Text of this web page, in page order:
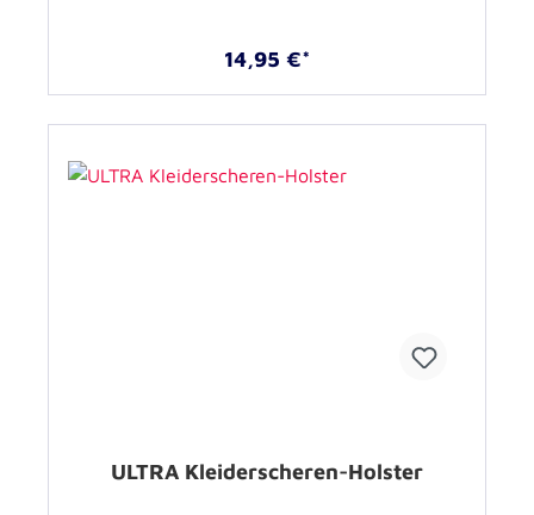
14,95 €*
ULTRA Kleiderscheren-Holster